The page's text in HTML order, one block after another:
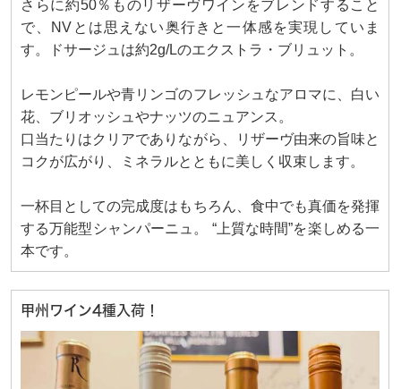
さらに約50％ものリザーヴワインをブレンドすること
で、NVとは思えない奥行きと一体感を実現していま
す。ドサージュは約2g/Lのエクストラ・ブリュット。
レモンピールや青リンゴのフレッシュなアロマに、白い
花、ブリオッシュやナッツのニュアンス。
口当たりはクリアでありながら、リザーヴ由来の旨味と
コクが広がり、ミネラルとともに美しく収束します。
一杯目としての完成度はもちろん、食中でも真価を発揮
する万能型シャンパーニュ。 “上質な時間”を楽しめる一
本です。
甲州ワイン4種入荷！